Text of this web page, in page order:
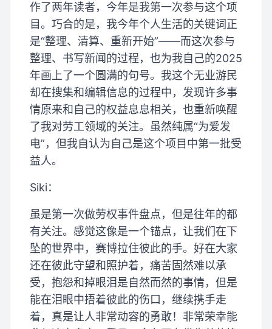
作了两年读者，今年是我第一次参与这个项
目。巧合的是，我今年个人生活的关键词正
是“整理、清算、重新开始”——而这次参与
整理、书写新闻的过程，也为我自己的2025
年画上了一个圆满的句号。我这个无业游民
却在搜集和编辑信息的过程中，发现许多事
情原来和自己的权益息息相关，也重新唤醒
了我对劳工领域的关注。虽然纯属“为爱发
电”，但我自认为自己是这个项目中第一批受
益人。
Siki：
虽是第一次做劳权事件盘点，但是往年的都
有关注。感觉这像是一个锚点，让我们在下
坠的世界中，赛博拉住彼此的手。好在大家
还在彼此守望和照护着，痛苦固然难以承
受，抱怨和掉眼泪是自然而然的事情，但是
能在泪眼中捂着彼此的伤口，继续携手走
着，真是让人非常动容的勇敢！非常荣幸能